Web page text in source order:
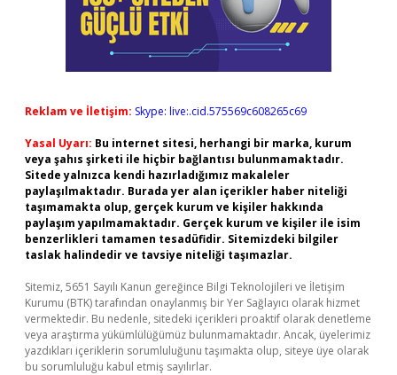
Reklam ve İletişim: Skype: live:.cid.575569c608265c69
Yasal Uyarı: Bu internet sitesi, herhangi bir marka, kurum
veya şahıs şirketi ile hiçbir bağlantısı bulunmamaktadır.
Sitede yalnızca kendi hazırladığımız makaleler
paylaşılmaktadır. Burada yer alan içerikler haber niteliği
taşımamakta olup, gerçek kurum ve kişiler hakkında
paylaşım yapılmamaktadır. Gerçek kurum ve kişiler ile isim
benzerlikleri tamamen tesadüfidir. Sitemizdeki bilgiler
taslak halindedir ve tavsiye niteliği taşımazlar.
Sitemiz, 5651 Sayılı Kanun gereğince Bilgi Teknolojileri ve İletişim
Kurumu (BTK) tarafından onaylanmış bir Yer Sağlayıcı olarak hizmet
vermektedir. Bu nedenle, sitedeki içerikleri proaktif olarak denetleme
veya araştırma yükümlülüğümüz bulunmamaktadır. Ancak, üyelerimiz
yazdıkları içeriklerin sorumluluğunu taşımakta olup, siteye üye olarak
bu sorumluluğu kabul etmiş sayılırlar.